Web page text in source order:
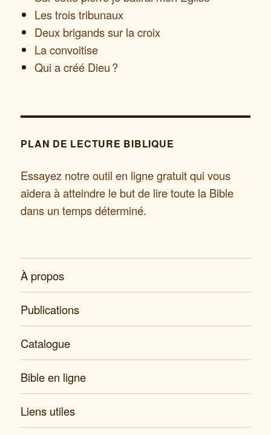
Les trois tribunaux
Deux brigands sur la croix
La convoitise
Qui a créé Dieu ?
PLAN DE LECTURE BIBLIQUE
Essayez notre outil en ligne gratuit qui vous
aidera à atteindre le but de lire toute la Bible
dans un temps déterminé.
À propos
Publications
Catalogue
Bible en ligne
Liens utiles